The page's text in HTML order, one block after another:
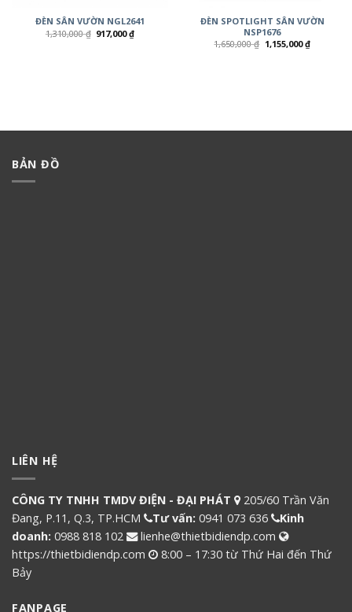
ĐÈN SÂN VƯỜN NGL2641
1,310,000₫ 917,000₫
ĐÈN SPOTLIGHT SÂN VƯỜN
NSP1676
1,650,000₫ 1,155,000₫
BẢN ĐỒ
LIÊN HỆ
CÔNG TY TNHH TMDV ĐIỆN - ĐẠI PHÁT
205/60 Trần Văn
Đang, P.11, Q.3, TP.HCM
Tư vấn: 0941 073 636
Kinh
doanh: 0988 818 102
lienhe@thietbidiendp.com
https://thietbidiendp.com
8:00 – 17:30 từ Thứ Hai đến Thứ
Bảy
FANPAGE